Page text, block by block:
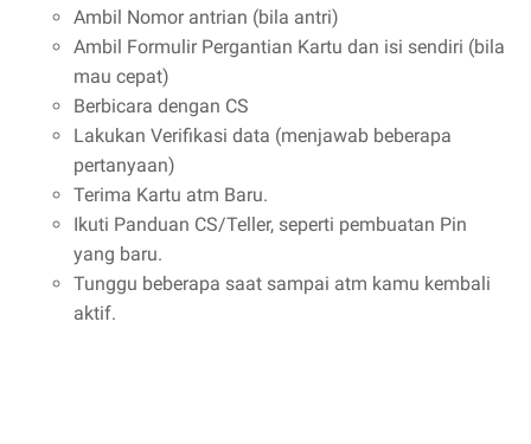
Ambil Nomor antrian (bila antri)
Ambil Formulir Pergantian Kartu dan isi sendiri (bila
mau cepat)
Berbicara dengan CS
Lakukan Verifikasi data (menjawab beberapa
pertanyaan)
Terima Kartu atm Baru.
Ikuti Panduan CS/Teller, seperti pembuatan Pin
yang baru.
Tunggu beberapa saat sampai atm kamu kembali
aktif.